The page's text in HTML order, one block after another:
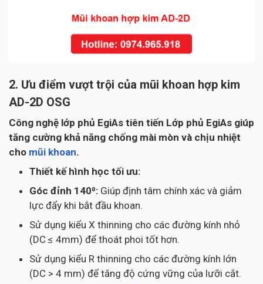
2. Ưu điểm vượt trội của mũi khoan hợp kim
AD-2D OSG
Công nghệ lớp phủ EgiAs tiên tiến Lớp phủ EgiAs giúp
tăng cường khả năng chống mài mòn và chịu nhiệt
cho mũi khoan.
Thiết kế hình học tối ưu:
Góc đỉnh 140⁰: Giúp định tâm chính xác và giảm
lực đẩy khi bắt đầu khoan.
Sử dụng kiểu X thinning cho các đường kính nhỏ
(DC ≤ 4mm) để thoát phoi tốt hơn.
Sử dụng kiểu R thinning cho các đường kính lớn
(DC > 4 mm) để tăng độ cứng vững của lưỡi cắt.